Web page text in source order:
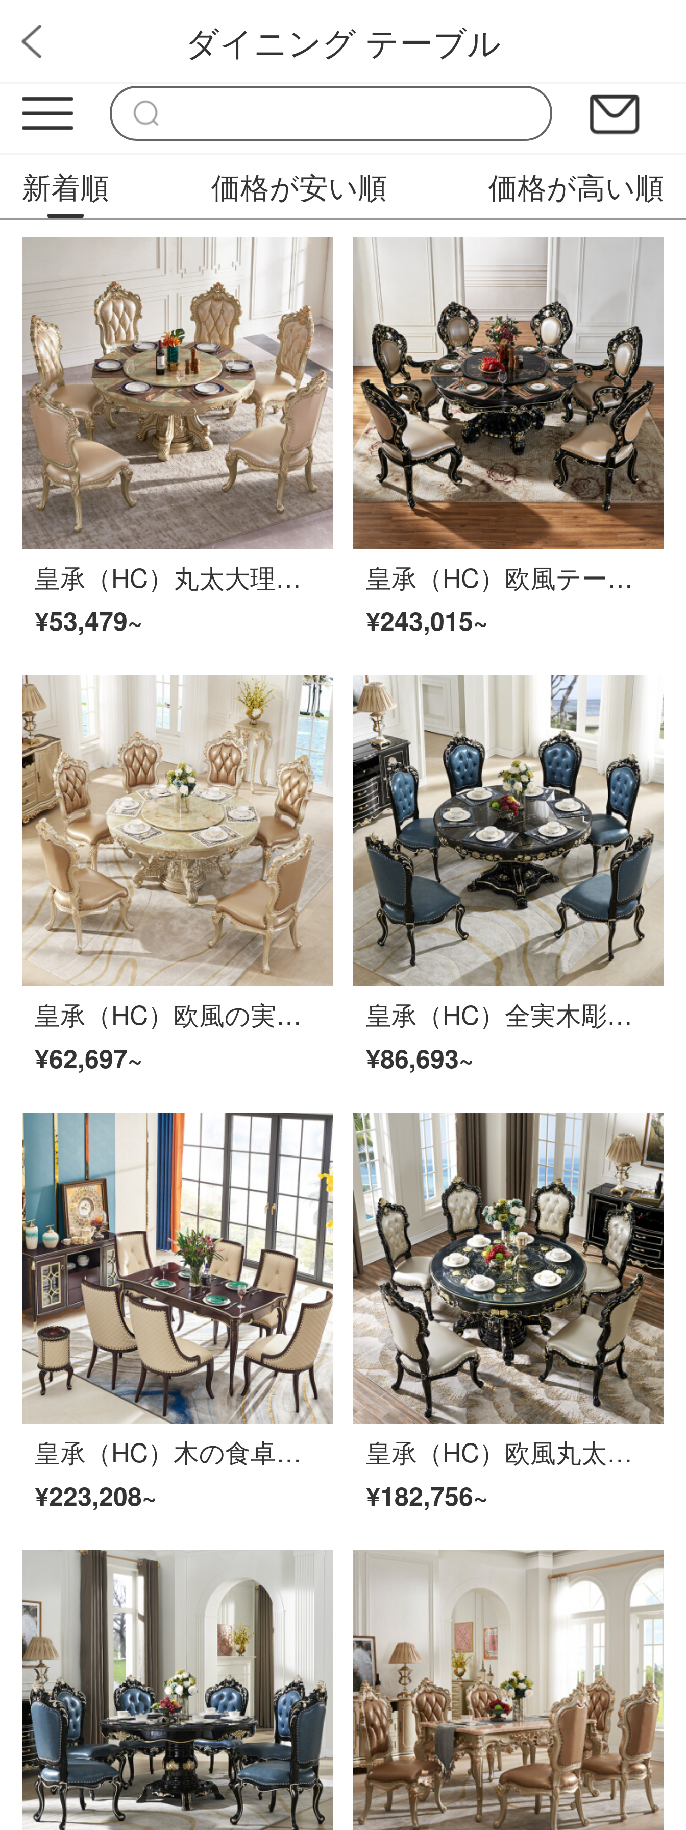
華やか家具
ダイニング テーブル
新着順 価格が安い順 価格が高い順
皇承（HC）丸太大理石テーブル1.5 m欧風の小さなテーブルタイプのテーブルセットA 018木で描いた金丸テーブル【1.5 m大理石】
¥53,479~
皇承（HC）欧風テーブル大理石の木製家具の小さな部屋型テーブルとテーブルの組み合わせ886テーブル6テーブル6椅子
¥243,015~
皇承（HC）欧風の実木彫刻大理石面の丸い食卓のご飯台の説明金レストランの家具の組み合わせ832の実木彫刻の丸い食卓の大理石の1.3メートル【食事の椅子を持ちません】
¥62,697~
皇承（HC）全実木彫刻円テーブル欧風小型テーブル大理石面733実木彫刻クラシックブラックテーブル【1.8メートル】
¥86,693~
皇承（HC）木の食卓の軽い贅沢な長方形の食事テーブルとテーブルと椅子の組み合わせT 18テーブルに6つの食事と椅子があります。
¥223,208~
皇承（HC）欧風丸太彫刻テーブル大理石レストラン家具多目的テーブルテーブルテーブル1テーブル6椅子【理石面】
¥182,756~